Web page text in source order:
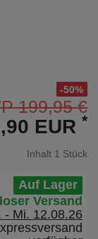
-50%
199,95 €
EUR *
Inhalt 1 Stück
Auf Lager
Versand
- Mi. 12.08.26